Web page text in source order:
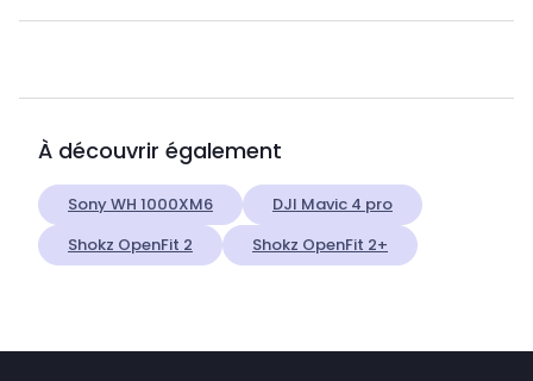
À découvrir également
Sony WH 1000XM6
DJI Mavic 4 pro
Shokz OpenFit 2
Shokz OpenFit 2+